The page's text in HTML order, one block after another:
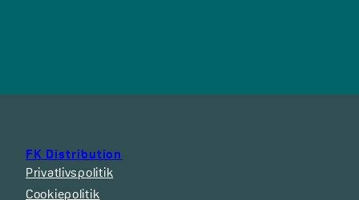
FK Distribution
Privatlivspolitik
Cookiepolitik